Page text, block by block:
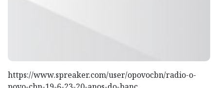
https://www.spreaker.com/user/opovocbn/radio-o-